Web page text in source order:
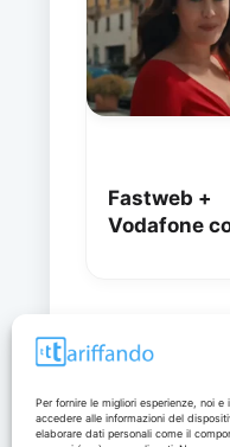
Per fornire le migliori esperienze, noi
accedere alle informazioni del
elaborare dati personali come il
Fastweb +
Vodafone
Disclaimer